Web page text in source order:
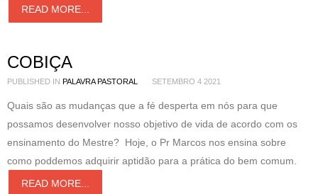
READ MORE...
COBIÇA
PUBLISHED IN PALAVRA PASTORAL SETEMBRO 4 2021
Quais são as mudanças que a fé desperta em nós para que
possamos desenvolver nosso objetivo de vida de acordo com os
ensinamento do Mestre? Hoje, o Pr Marcos nos ensina sobre
como poddemos adquirir aptidão para a prática do bem comum.
READ MORE...